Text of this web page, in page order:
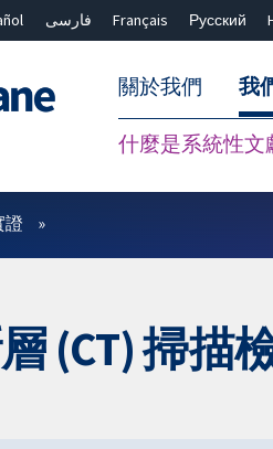
فارسی Français Русский
關於我們 我
什麼是系統性文
證
(CT) 掃描